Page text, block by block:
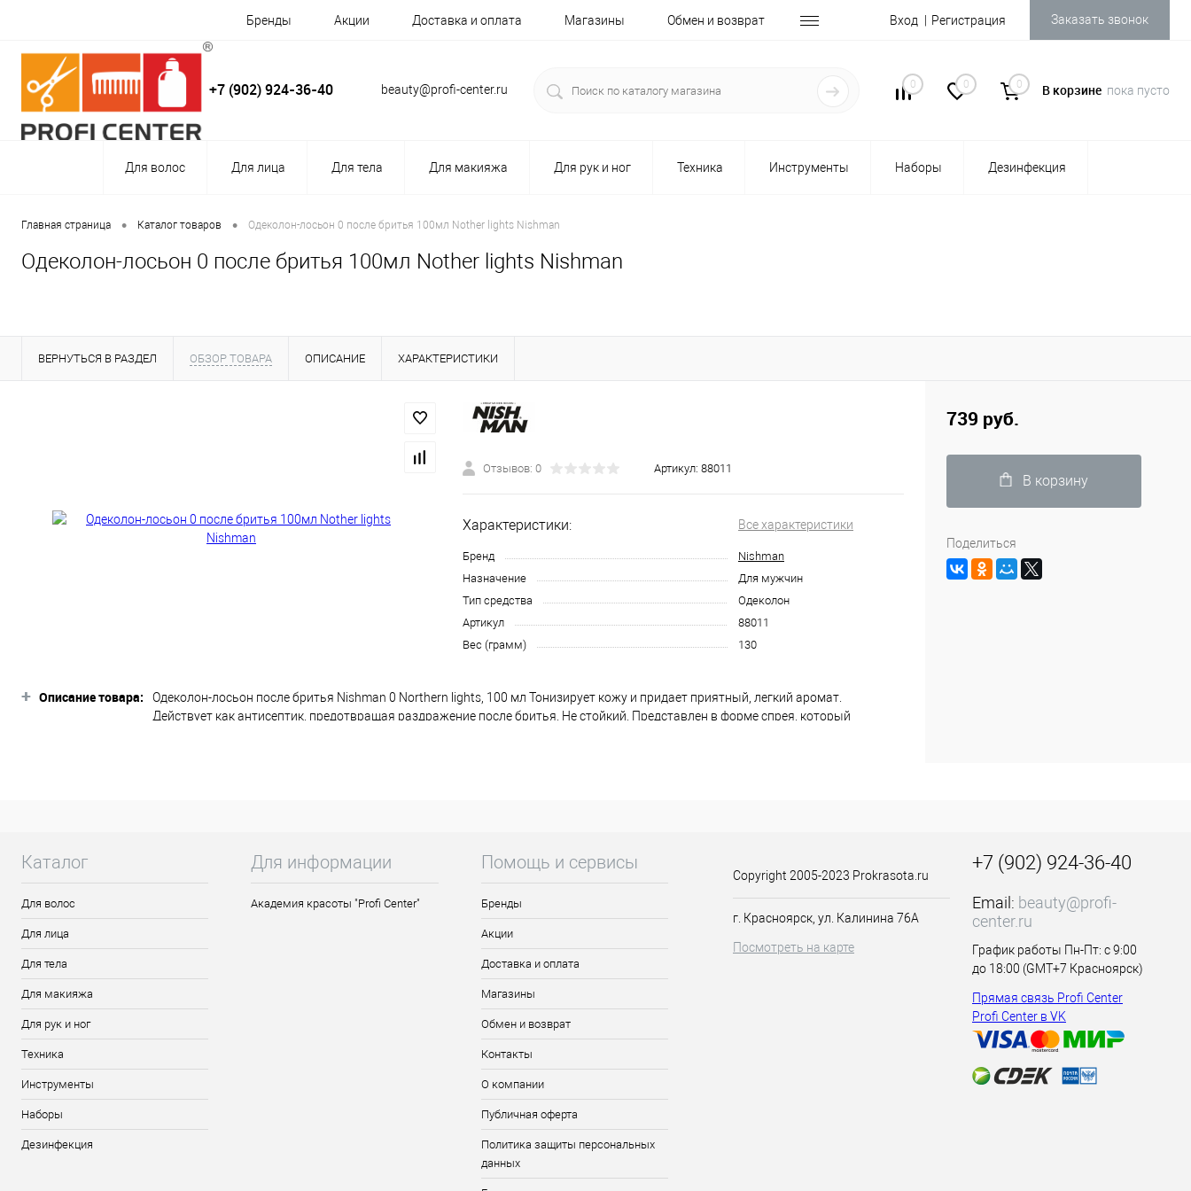
Бренды Акции Доставка и оплата Магазины Обмен и возврат Вход Регистрация Заказать звонок
+7 (902) 924-36-40 beauty@profi-center.ru 0 0 0 В корзине пока пусто
Для волос Для лица Для тела Для макияжа Для рук и ног Техника Инструменты Наборы Дезинфекция
Главная страница • Каталог товаров • Одеколон-лосьон 0 после бритья 100мл Nother lights Nishman
Одеколон-лосьон 0 после бритья 100мл Nother lights Nishman
ВЕРНУТЬСЯ В РАЗДЕЛ ОБЗОР ТОВАРА ОПИСАНИЕ ХАРАКТЕРИСТИКИ
Отзывов: 0 Артикул: 88011
Характеристики: Все характеристики
Бренд
Nishman
Назначение
Для мужчин
Тип средства
Одеколон
Артикул
88011
Вес (грамм)
130
+ Описание товара:
Одеколон-лосьон после бритья Nishman 0 Northern lights, 100 мл Тонизирует кожу и придает приятный, легкий аромат.
Действует как антисептик, предотвращая раздражение после бритья. Не стойкий. Представлен в форме спрея, который
739 руб.
В корзину
Поделиться
Каталог
Для волос
Для лица
Для тела
Для макияжа
Для рук и ног
Техника
Инструменты
Наборы
Дезинфекция
Для информации
Академия красоты "Profi Center"
Помощь и сервисы
Бренды
Акции
Доставка и оплата
Магазины
Обмен и возврат
Контакты
О компании
Публичная оферта
Политика защиты персональных
данных
Copyright 2005-2023 Prokrasota.ru
г. Красноярск, ул. Калинина 76А
Посмотреть на карте
+7 (902) 924-36-40
Email: beauty@profi-
center.ru
График работы Пн-Пт: с 9:00
до 18:00 (GMT+7 Красноярск)
Прямая связь Profi Center
Profi Center в VK